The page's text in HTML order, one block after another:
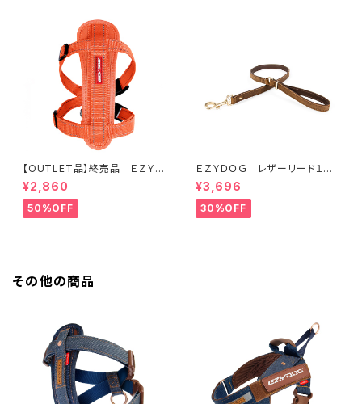
【OUTLET品】終売品 ＥＺＹＤ
¥2,860
50%OFF
ＥＺＹＤＯＧ レザーリード１０６
ｃｍ（全2色）
¥3,696
30%OFF
その他の商品